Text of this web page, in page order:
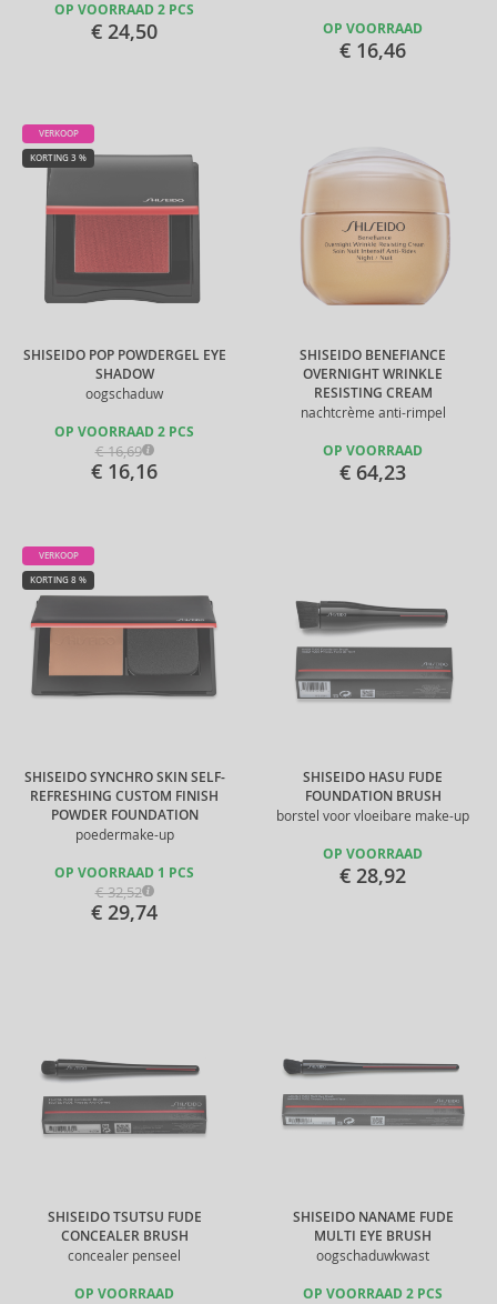
OP VOORRAAD 2 PCS
€ 24,50 OP VOORRAAD
€ 16,46
SHISEIDO POP POWDERGEL EYE
SHADOW
oogschaduw
VERKOOP
KORTING 3 %
OP VOORRAAD 2 PCS
€ 16,69
€ 16,16
SHISEIDO BENEFIANCE
OVERNIGHT WRINKLE
RESISTING CREAM
nachtcrème anti-rimpel
OP VOORRAAD
€ 64,23
SHISEIDO SYNCHRO SKIN SELF-
REFRESHING CUSTOM FINISH
POWDER FOUNDATION
poedermake-up
VERKOOP
KORTING 8 %
OP VOORRAAD 1 PCS
€ 32,52
€ 29,74
SHISEIDO HASU FUDE
FOUNDATION BRUSH
borstel voor vloeibare make-up
OP VOORRAAD
€ 28,92
SHISEIDO TSUTSU FUDE
CONCEALER BRUSH
concealer penseel
OP VOORRAAD
SHISEIDO NANAME FUDE
MULTI EYE BRUSH
oogschaduwkwast
OP VOORRAAD 2 PCS